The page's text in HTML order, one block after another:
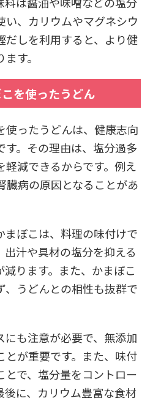
い、カリウムやマグネシウ
だしを利用すると、より健
す。
を使ったうどん
使ったうどんは、健康志向
。その理由は、塩分過多
減できるからです。例え
臓病の原因となることがあ
まぼこは、料理の味付けで
汁や具材の塩分を抑える
ります。また、かまぼこ
、うどんとの相性も抜群で
にも注意が必要で、無添加
とが重要です。また、味付
とで、塩分量をコントロー
後に、カリウム豊富な食材